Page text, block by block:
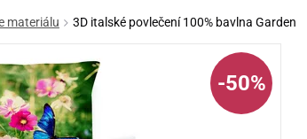
materiálu 3D italské povlečení 100% bavlna Garden
-50%